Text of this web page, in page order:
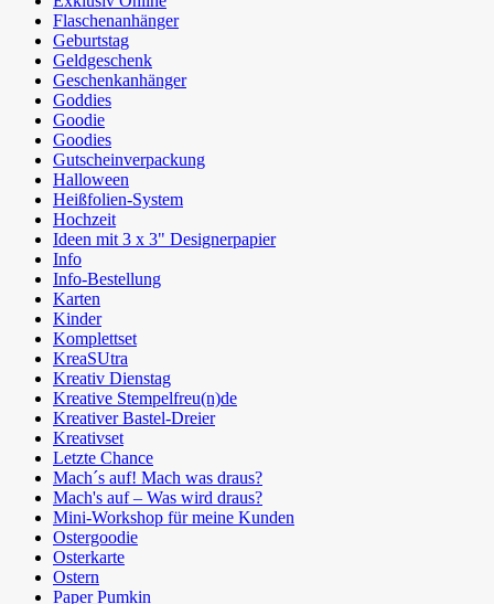
Flaschenanhänger
Geburtstag
Geldgeschenk
Geschenkanhänger
Goddies
Goodie
Goodies
Gutscheinverpackung
Halloween
Heißfolien-System
Hochzeit
Ideen mit 3 x 3" Designerpapier
Info
Info-Bestellung
Karten
Kinder
Komplettset
KreaSUtra
Kreativ Dienstag
Kreative Stempelfreu(n)de
Kreativer Bastel-Dreier
Kreativset
Letzte Chance
Mach´s auf! Mach was draus?
Mach's auf – Was wird draus?
Mini-Workshop für meine Kunden
Ostergoodie
Osterkarte
Ostern
Paper Pumkin